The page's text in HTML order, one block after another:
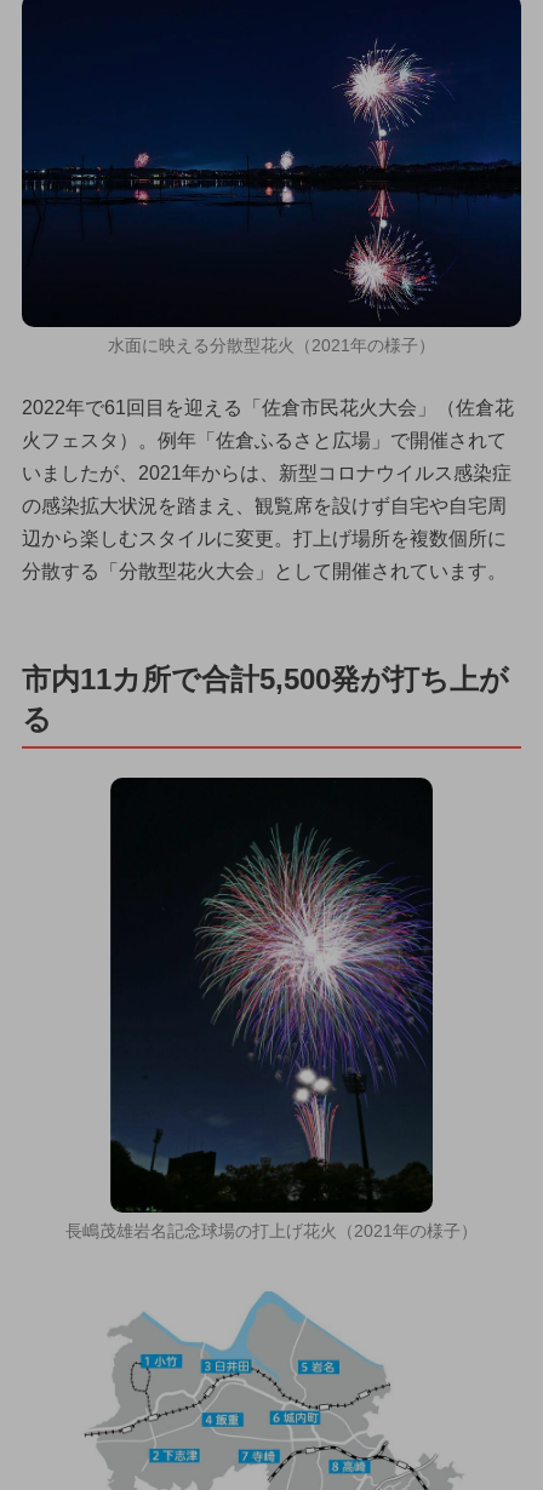
水面に映える分散型花火（2021年の様子）
2022年で61回目を迎える「佐倉市民花火大会」（佐倉花
火フェスタ）。例年「佐倉ふるさと広場」で開催されて
いましたが、2021年からは、新型コロナウイルス感染症
の感染拡大状況を踏まえ、観覧席を設けず自宅や自宅周
辺から楽しむスタイルに変更。打上げ場所を複数個所に
分散する「分散型花火大会」として開催されています。
市内11カ所で合計5,500発が打ち上が
る
長嶋茂雄岩名記念球場の打上げ花火（2021年の様子）